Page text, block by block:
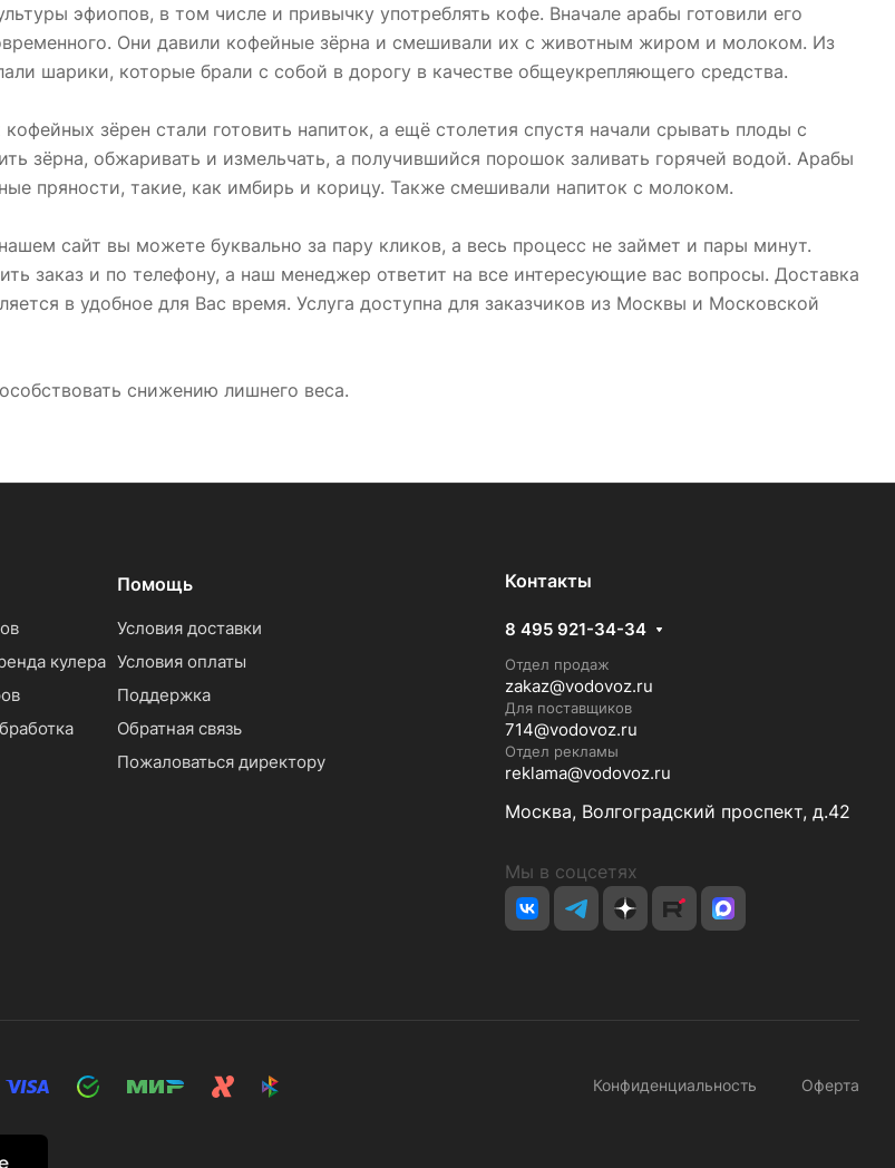
эфиопов, в том числе и привычку употреблять кофе. Вначале арабы готовили его
Они давили кофейные зёрна и смешивали их с животным жиром и молоком. Из
шарики, которые брали с собой в дорогу в качестве общеукрепляющего средства.
зёрен стали готовить напиток, а ещё столетия спустя начали срывать плоды с
зёрна, обжаривать и измельчать, а получившийся порошок заливать горячей водой. Арабы
пряности, такие, как имбирь и корицу. Также смешивали напиток с молоком.
сайт вы можете буквально за пару кликов, а весь процесс не займет и пары минут.
заказ и по телефону, а наш менеджер ответит на все интересующие вас вопросы. Доставка
в удобное для Вас время. Услуга доступна для заказчиков из Москвы и Московской
снижению лишнего веса.
кулера
Помощь
Условия доставки
Условия оплаты
Поддержка
Обратная связь
Пожаловаться директору
Контакты
8 495 921-34-34
Отдел продаж
zakaz@vodovoz.ru
Для поставщиков
714@vodovoz.ru
Отдел рекламы
reklama@vodovoz.ru
Москва, Волгоградский проспект, д.42
Мы в соцсетях
Конфиденциальность Оферта